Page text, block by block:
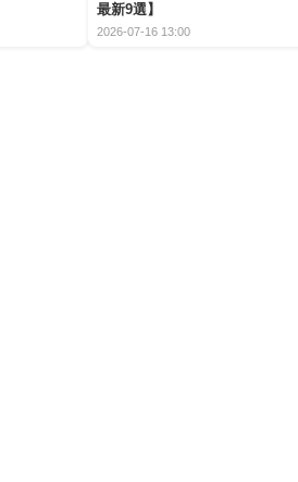
最新9選】
2026-07-16 13:00